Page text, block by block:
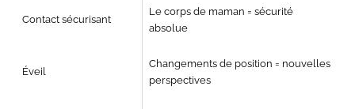
Contact sécurisant
Le corps de maman = sécurité
absolue
Éveil
Changements de position = nouvelles
perspectives